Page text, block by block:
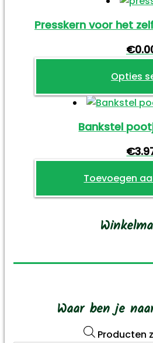
€
Opties
Bankstel
€
Toevoegen
Waar ben je
Producten